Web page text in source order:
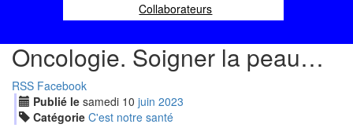
Collaborateurs
Oncologie. Soigner la peau…
RSS Facebook
Publié le samedi 10 juin 2023
Catégorie C'est notre santé